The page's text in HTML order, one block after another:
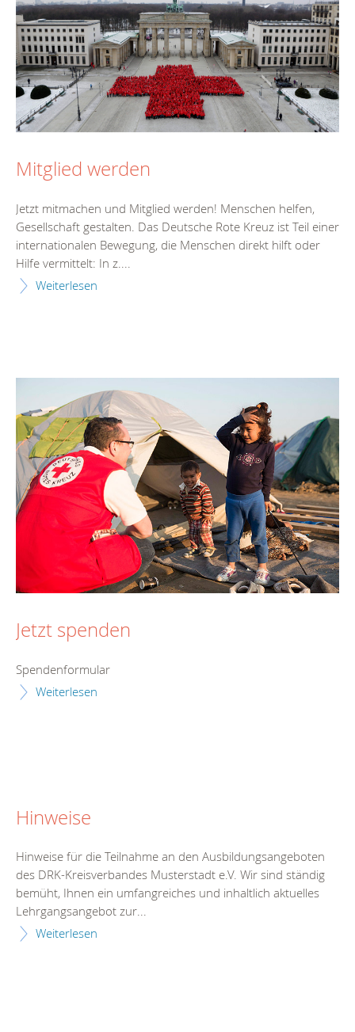
Mitglied werden
Jetzt mitmachen und Mitglied werden! Menschen helfen,
Gesellschaft gestalten. Das Deutsche Rote Kreuz ist Teil einer
internationalen Bewegung, die Menschen direkt hilft oder
Hilfe vermittelt: In z....
Weiterlesen
Jetzt spenden
Spendenformular
Weiterlesen
Hinweise
Hinweise für die Teilnahme an den Ausbildungsangeboten
des DRK-Kreisverbandes Musterstadt e.V. Wir sind ständig
bemüht, Ihnen ein umfangreiches und inhaltlich aktuelles
Lehrgangsangebot zur...
Weiterlesen